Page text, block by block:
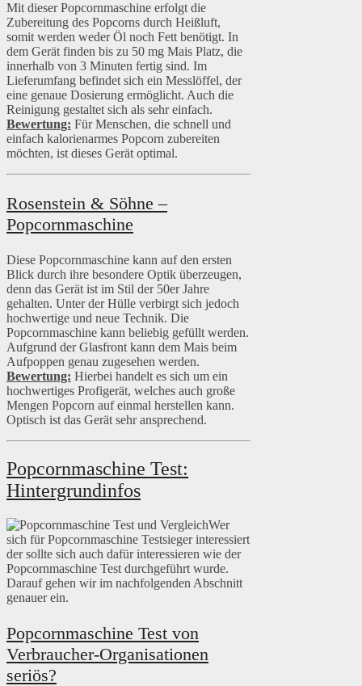
Mit dieser Popcornmaschine erfolgt die
Zubereitung des Popcorns durch Heißluft,
somit werden weder Öl noch Fett benötigt. In
dem Gerät finden bis zu 50 mg Mais Platz, die
innerhalb von 3 Minuten fertig sind. Im
Lieferumfang befindet sich ein Messlöffel, der
eine genaue Dosierung ermöglicht. Auch die
Reinigung gestaltet sich als sehr einfach.
Bewertung: Für Menschen, die schnell und
einfach kalorienarmes Popcorn zubereiten
möchten, ist dieses Gerät optimal.
Rosenstein & Söhne –
Popcornmaschine
Diese Popcornmaschine kann auf den ersten
Blick durch ihre besondere Optik überzeugen,
denn das Gerät ist im Stil der 50er Jahre
gehalten. Unter der Hülle verbirgt sich jedoch
hochwertige und neue Technik. Die
Popcornmaschine kann beliebig gefüllt werden.
Aufgrund der Glasfront kann dem Mais beim
Aufpoppen genau zugesehen werden.
Bewertung: Hierbei handelt es sich um ein
hochwertiges Profigerät, welches auch große
Mengen Popcorn auf einmal herstellen kann.
Optisch ist das Gerät sehr ansprechend.
Popcornmaschine Test:
Hintergrundinfos
Wer
sich für Popcornmaschine Testsieger interessiert
der sollte sich auch dafür interessieren wie der
Popcornmaschine Test durchgeführt wurde.
Darauf gehen wir im nachfolgenden Abschnitt
genauer ein.
Popcornmaschine Test von
Verbraucher-Organisationen
seriös?